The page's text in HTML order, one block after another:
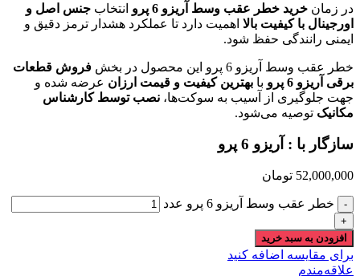
در زمان خرید خطر عقب وسط آریزو 6 پرو انتخاب جنس اصل و
اورجینال با کیفیت بالا اهمیت دارد تا عملکرد هشدار ترمز دقیق و
ایمنی رانندگی حفظ شود.
خطر عقب وسط آریزو 6 پرو این محصول در بخش
فروش قطعات
برقی آریزو 6 پرو
با بهترین کیفیت و قیمت ارزان عرضه شده و
جهت جلوگیری از آسیب به سوکت‌ها، نصب توسط کارشناس
مکانیک توصیه می‌شود.
سازگار با : آریزو 6 پرو
52,000,000 تومان
خطر عقب وسط آریزو 6 پرو عدد
افزودن به سبد خرید
برای مقایسه اضافه کنید
علاقه‌مندم